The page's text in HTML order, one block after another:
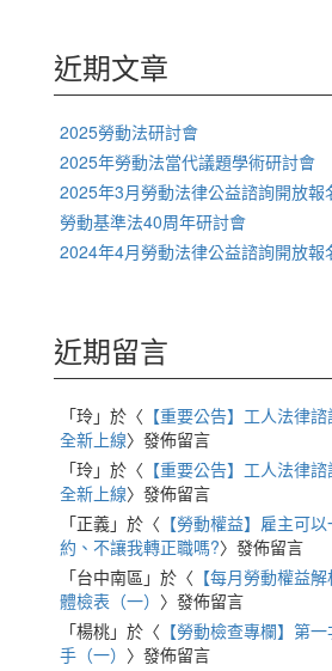
字:
近期文章
2025勞動法研討會
2025年勞動法當代議題學術研討會
2025年3月勞動法律公益諮詢開放報
勞動基準法40周年研討會
2024年4月勞動法律公益諮詢開放報
近期留言
「玲」於〈 【重要公告】工人法律
全新上線〉發佈留言
「玲」於〈 【重要公告】工人法律
全新上線〉發佈留言
「正義」於〈 【勞動權益】雇主可
約、不讓我轉正職嗎?〉發佈留言
「台中南區 」於〈 【每月勞動權益
體檢表（一） 〉發佈留言
「楊桃」於〈 【勞動檢查專欄】第
手（一） 〉發佈留言